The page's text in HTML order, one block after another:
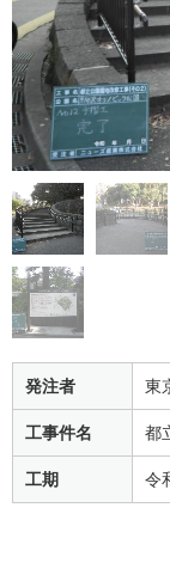
発注者 東
工事件名 都
工期 令